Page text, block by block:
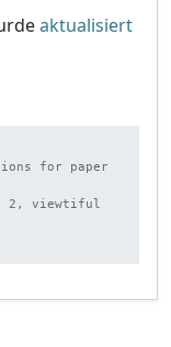
aktualisiert
for paper
2, viewtiful